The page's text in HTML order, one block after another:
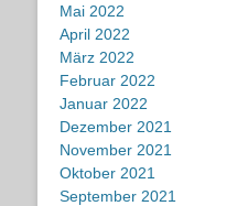
Mai 2022
April 2022
März 2022
Februar 2022
Januar 2022
Dezember 2021
November 2021
Oktober 2021
September 2021